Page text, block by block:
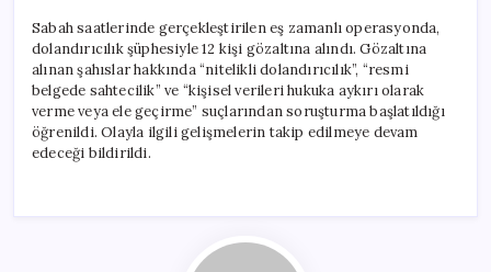
Sabah saatlerinde gerçekleştirilen eş zamanlı operasyonda,
dolandırıcılık şüphesiyle 12 kişi gözaltına alındı. Gözaltına
alınan şahıslar hakkında “nitelikli dolandırıcılık”, “resmi
belgede sahtecilik” ve “kişisel verileri hukuka aykırı olarak
verme veya ele geçirme” suçlarından soruşturma başlatıldığı
öğrenildi. Olayla ilgili gelişmelerin takip edilmeye devam
edeceği bildirildi.